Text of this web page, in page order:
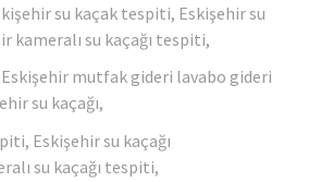
su kaçak tespiti, Eskişehir su
kameralı su kaçağı tespiti,
mutfak gideri lavabo gideri
su kaçağı,
Eskişehir su kaçağı
su kaçağı tespiti,